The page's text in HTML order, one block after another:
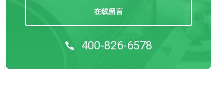
在线留言
400-826-6578